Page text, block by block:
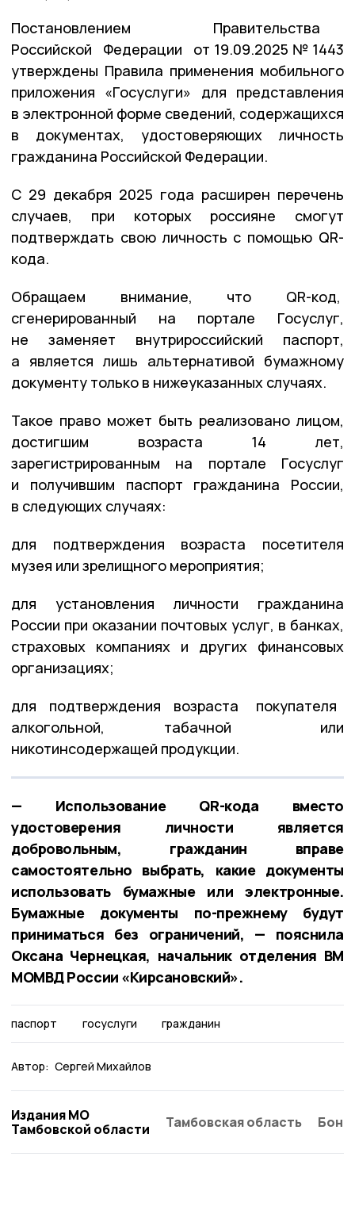
Постановлением Правительства
Российской Федерации от 19.09.2025 № 1443
утверждены Правила применения мобильного
приложения «Госуслуги» для представления
в электронной форме сведений, содержащихся
в документах, удостоверяющих личность
гражданина Российской Федерации.
С 29 декабря 2025 года расширен перечень
случаев, при которых россияне смогут
подтверждать свою личность с помощью QR-
кода.
Обращаем внимание, что QR-код,
сгенерированный на портале Госуслуг,
не заменяет внутрироссийский паспорт,
а является лишь альтернативой бумажному
документу только в нижеуказанных случаях.
Такое право может быть реализовано лицом,
достигшим возраста 14 лет,
зарегистрированным на портале Госуслуг
и получившим паспорт гражданина России,
в следующих случаях:
для подтверждения возраста посетителя
музея или зрелищного мероприятия;
для установления личности гражданина
России при оказании почтовых услуг, в банках,
страховых компаниях и других финансовых
организациях;
для подтверждения возраста покупателя
алкогольной, табачной или
никотинсодержащей продукции.
— Использование QR-кода вместо
удостоверения личности является
добровольным, гражданин вправе
самостоятельно выбрать, какие документы
использовать бумажные или электронные.
Бумажные документы по-прежнему будут
приниматься без ограничений, — пояснила
Оксана Чернецкая, начальник отделения ВМ
МОМВД России «Кирсановский».
паспорт госуслуги гражданин
Автор: Сергей Михайлов
Издания МО
Тамбовской области
Тамбовская область